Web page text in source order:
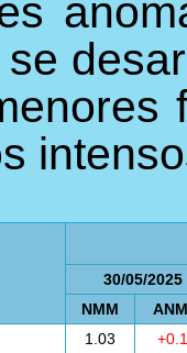
30/05/2025
NMM
1.03